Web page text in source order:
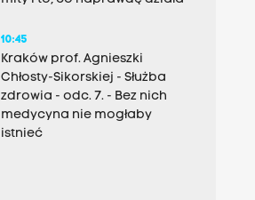
10:45
Kraków prof. Agnieszki
Chłosty-Sikorskiej - Służba
zdrowia - odc. 7. - Bez nich
medycyna nie mogłaby
istnieć